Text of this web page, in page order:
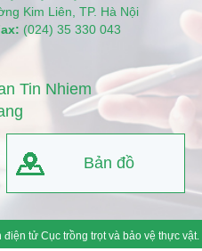
Kim Liên, TP. Hà Nội
(024) 35 330 043
Bản đồ
tử Cục trồng trọt và bảo vệ thực vật.